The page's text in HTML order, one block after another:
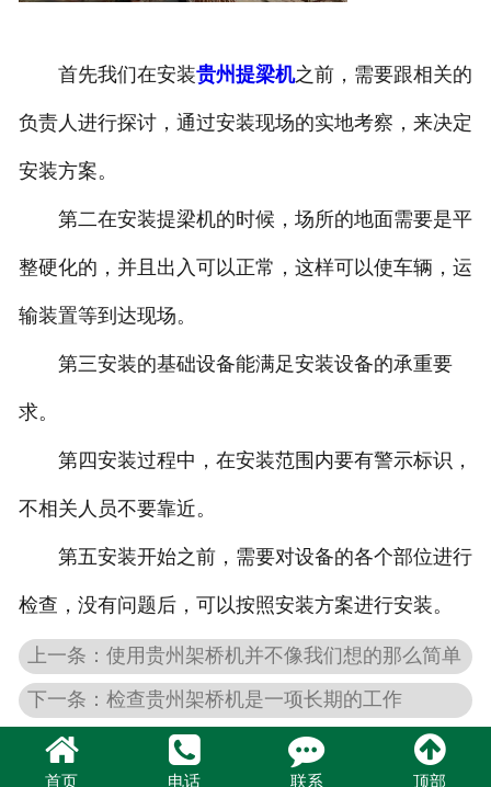
首先我们在安装贵州提梁机之前，需要跟相关的
负责人进行探讨，通过安装现场的实地考察，来决定
安装方案。
第二在安装提梁机的时候，场所的地面需要是平
整硬化的，并且出入可以正常，这样可以使车辆，运
输装置等到达现场。
第三安装的基础设备能满足安装设备的承重要
求。
第四安装过程中，在安装范围内要有警示标识，
不相关人员不要靠近。
第五安装开始之前，需要对设备的各个部位进行
检查，没有问题后，可以按照安装方案进行安装。
上一条：使用贵州架桥机并不像我们想的那么简单
下一条：检查贵州架桥机是一项长期的工作
首页 电话 联系 顶部